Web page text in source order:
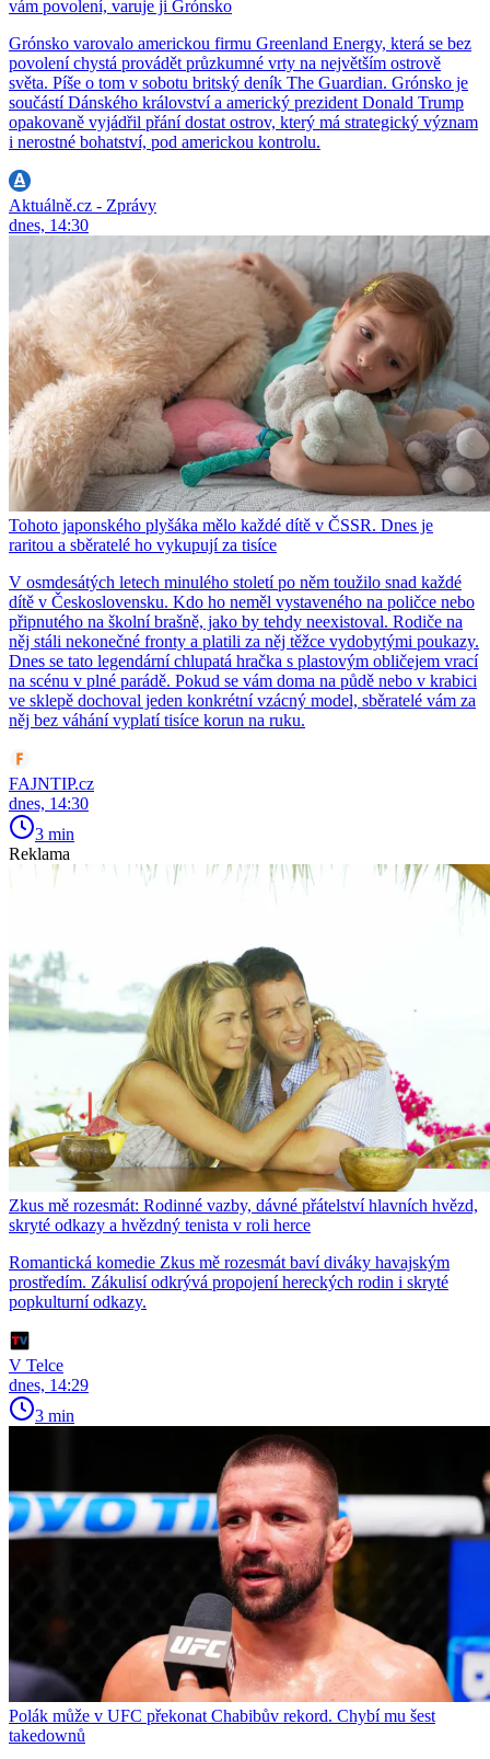
vám povolení, varuje ji Grónsko
Grónsko varovalo americkou firmu Greenland Energy, která se bez
povolení chystá provádět průzkumné vrty na největším ostrově
světa. Píše o tom v sobotu britský deník The Guardian. Grónsko je
součástí Dánského království a americký prezident Donald Trump
opakovaně vyjádřil přání dostat ostrov, který má strategický význam
i nerostné bohatství, pod americkou kontrolu.
Aktuálně.cz - Zprávy
dnes, 14:30
Tohoto japonského plyšáka mělo každé dítě v ČSSR. Dnes je
raritou a sběratelé ho vykupují za tisíce
V osmdesátých letech minulého století po něm toužilo snad každé
dítě v Československu. Kdo ho neměl vystaveného na poličce nebo
připnutého na školní brašně, jako by tehdy neexistoval. Rodiče na
něj stáli nekonečné fronty a platili za něj těžce vydobytými poukazy.
Dnes se tato legendární chlupatá hračka s plastovým obličejem vrací
na scénu v plné parádě. Pokud se vám doma na půdě nebo v krabici
ve sklepě dochoval jeden konkrétní vzácný model, sběratelé vám za
něj bez váhání vyplatí tisíce korun na ruku.
FAJNTIP.cz
dnes, 14:30
3 min
Reklama
Zkus mě rozesmát: Rodinné vazby, dávné přátelství hlavních hvězd,
skryté odkazy a hvězdný tenista v roli herce
Romantická komedie Zkus mě rozesmát baví diváky havajským
prostředím. Zákulisí odkrývá propojení hereckých rodin i skryté
popkulturní odkazy.
V Telce
dnes, 14:29
3 min
Polák může v UFC překonat Chabibův rekord. Chybí mu šest
takedownů